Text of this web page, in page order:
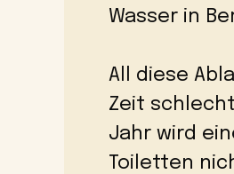
Wasser in
All diese
Zeit
Jahr wird
Toiletten